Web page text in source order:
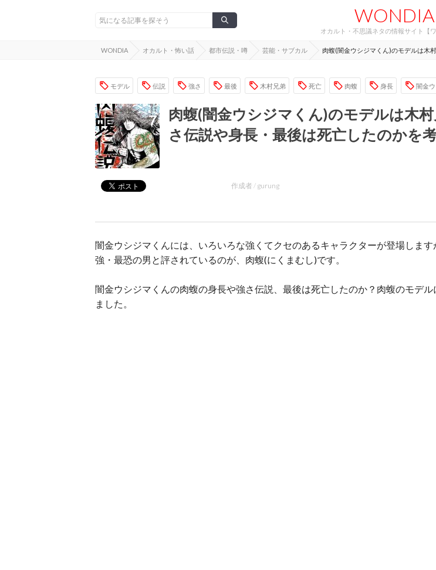
WONDIA
オカルト・不思議ネタの情報サイト【ワ
WONDIA オカルト・怖い話 都市伝説・噂 芸能・サブカル 肉蝮(闇金ウシジマくん)のモデルは木
モデル 伝説 強さ 最後 木村兄弟 死亡 肉蝮 身長 闇金
肉蝮(闇金ウシジマくん)のモデルは木
さ伝説や身長・最後は死亡したのかを
作成者 / gurung
闇金ウシジマくんには、いろいろな強くてクセのあるキャラクターが登場しま
強・最恐の男と評されているのが、肉蝮(にくまむし)です。
闇金ウシジマくんの肉蝮の身長や強さ伝説、最後は死亡したのか？肉蝮のモデル
ました。